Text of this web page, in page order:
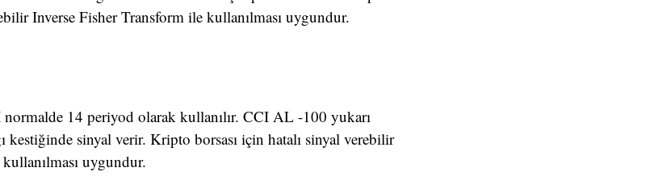
Inverse Fisher Transform ile kullanılması uygundur.
14 periyod olarak kullanılır. CCI AL -100 yukarı
kestiğinde sinyal verir. Kripto borsası için hatalı sinyal verebilir
uygundur.